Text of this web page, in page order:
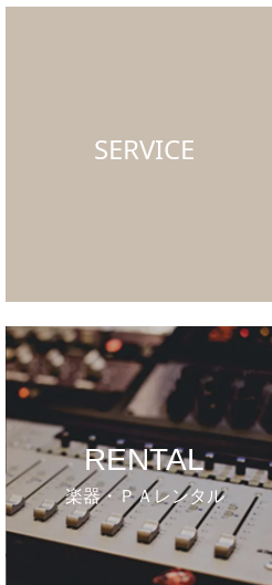
SERVICE
RENTAL
楽器・ＰＡレンタル